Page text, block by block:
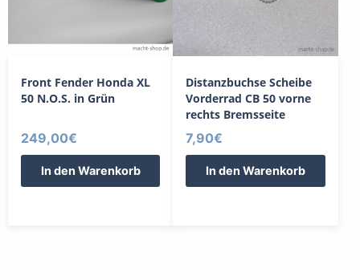
Front Fender Honda XL
50 N.O.S. in Grün
249,00€
In den Warenkorb
Distanzbuchse Scheibe
Vorderrad CB 50 vorne
rechts Bremsseite
7,90€
In den Warenkorb